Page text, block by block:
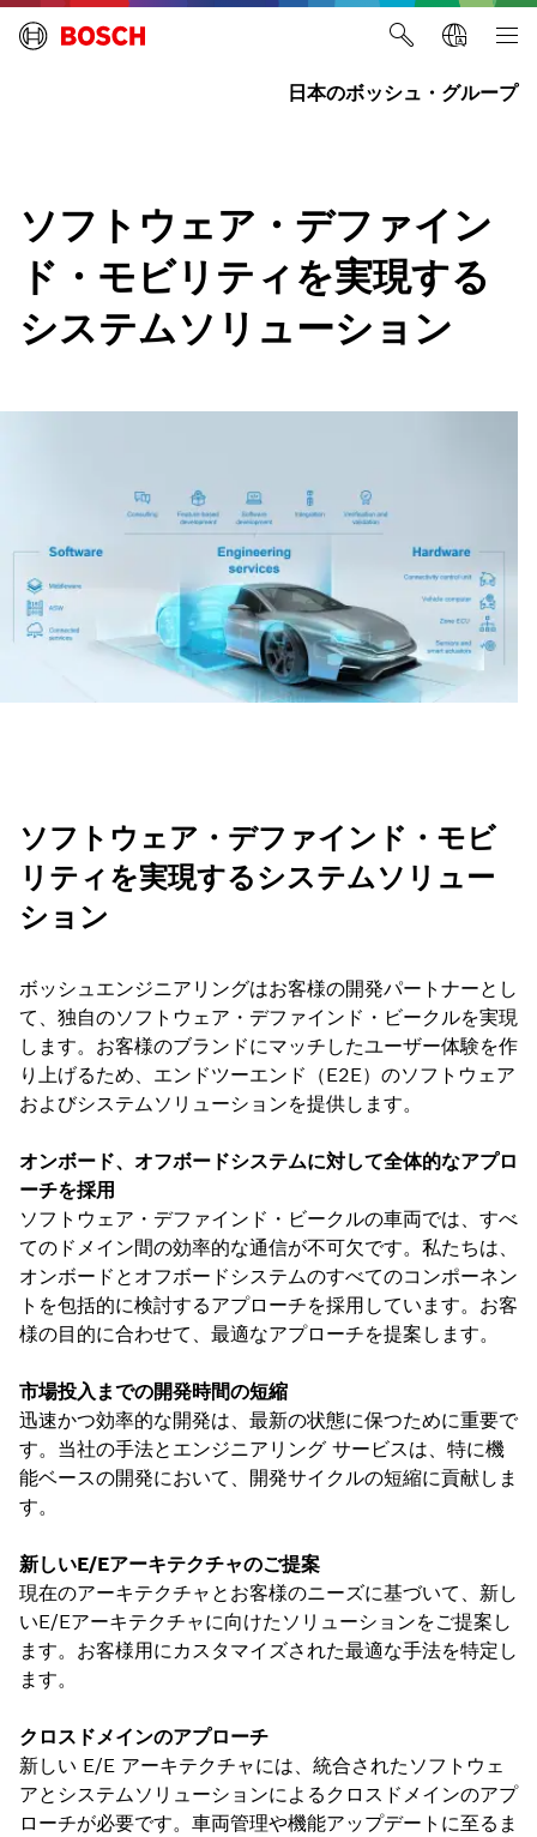
日本のボッシュ・グループ
ソフトウェア・デファイン
ド・モビリティを実現する
システムソリューション
ソフトウェア・デファインド・モビ
リティを実現するシステムソリュー
ション
ボッシュエンジニアリングはお客様の開発パートナーとし
て、独自のソフトウェア・デファインド・ビークルを実現
します。お客様のブランドにマッチしたユーザー体験を作
り上げるため、エンドツーエンド（E2E）のソフトウェア
およびシステムソリューションを提供します。
オンボード、オフボードシステムに対して全体的なアプロ
ーチを採用
ソフトウェア・デファインド・ビークルの車両では、すべ
てのドメイン間の効率的な通信が不可欠です。私たちは、
オンボードとオフボードシステムのすべてのコンポーネン
トを包括的に検討するアプローチを採用しています。お客
様の目的に合わせて、最適なアプローチを提案します。
市場投入までの開発時間の短縮
迅速かつ効率的な開発は、最新の状態に保つために重要で
す。当社の手法とエンジニアリング サービスは、特に機
能ベースの開発において、開発サイクルの短縮に貢献しま
す。
新しいE/Eアーキテクチャのご提案
現在のアーキテクチャとお客様のニーズに基づいて、新し
いE/Eアーキテクチャに向けたソリューションをご提案し
ます。お客様用にカスタマイズされた最適な手法を特定し
ます。
クロスドメインのアプローチ
新しい E/E アーキテクチャには、統合されたソフトウェ
アとシステムソリューションによるクロスドメインのアプ
ローチが必要です。車両管理や機能アップデートに至るま